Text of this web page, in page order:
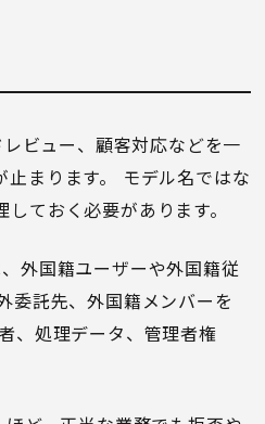
ビュー、顧客対応などを一
まります。 モデル名ではな
ておく必要があります。
外国籍ユーザーや外国籍従
委託先、外国籍メンバーを
、処理データ、管理者権